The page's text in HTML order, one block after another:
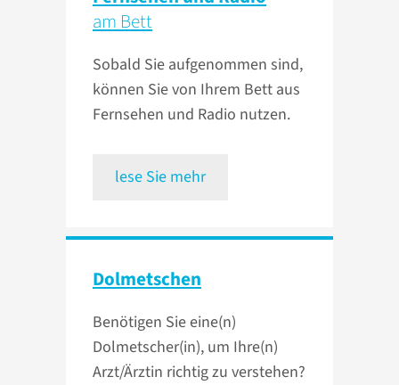
am Bett
Sobald Sie aufgenommen sind,
können Sie von Ihrem Bett aus
Fernsehen und Radio nutzen.
lese Sie mehr
Dolmetschen
Benötigen Sie eine(n)
Dolmetscher(in), um Ihre(n)
Arzt/Ärztin richtig zu verstehen?